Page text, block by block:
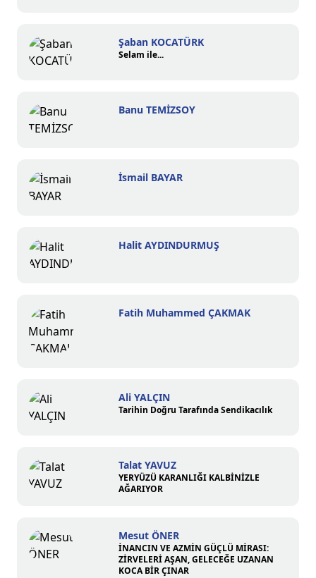
Şaban KOCATÜRK
Selam ile...
Banu TEMİZSOY
İsmail BAYAR
Halit AYDINDURMUŞ
Fatih Muhammed ÇAKMAK
Ali YALÇIN
Tarihin Doğru Tarafında Sendikacılık
Talat YAVUZ
YERYÜZÜ KARANLIĞI KALBİNİZLE
AĞARIYOR
Mesut ÖNER
İNANCIN VE AZMİN GÜÇLÜ MİRASI:
ZİRVELERİ AŞAN, GELECEĞE UZANAN
KOCA BİR ÇINAR